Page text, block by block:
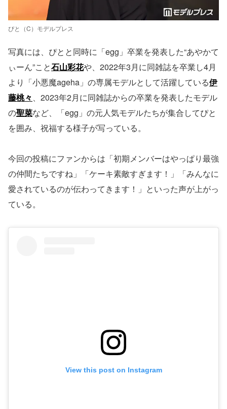
ぴと（C）モデルプレス
写真には、ぴとと同時に「egg」卒業を発表した“あやかて
ぃーん”こと石山彩花や、2022年3月に同雑誌を卒業し4月
より「小悪魔ageha」の専属モデルとして活躍している伊
藤桃々、2023年2月に同雑誌からの卒業を発表したモデル
の聖菜など、「egg」の元人気モデルたちが集合してぴと
を囲み、祝福する様子が写っている。
今回の投稿にファンからは「初期メンバーはやっぱり最強
の仲間たちですね」「ケーキ素敵すぎます！」「みんなに
愛されているのが伝わってきます！」といった声が上がっ
ている。
View this post on Instagram